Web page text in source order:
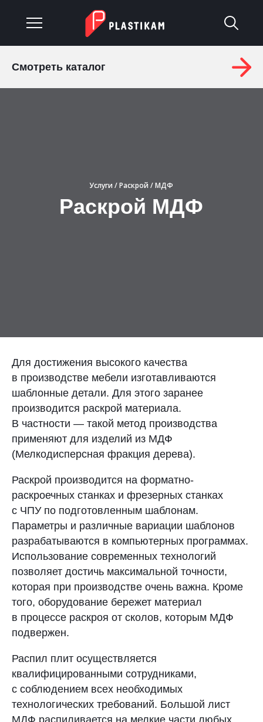
Оплата и доставка
ВОРОНЕЖ
sale@plastikam.ru
Смотреть каталог
Услуги /Раскрой / МДФ
Раскрой МДФ
Для достижения высокого качества
в производстве мебели изготавливаются
шаблонные детали. Для этого заранее
производится раскрой материала.
В частности — такой метод производства
применяют для изделий из МДФ
(Мелкодисперсная фракция дерева).
Раскрой производится на форматно-
раскроечных станках и фрезерных станках
с ЧПУ по подготовленным шаблонам.
Параметры и различные вариации шаблонов
разрабатываются в компьютерных программах.
Использование современных технологий
позволяет достичь максимальной точности,
которая при производстве очень важна. Кроме
того, оборудование бережет материал
в процессе раскроя от сколов, которым МДФ
подвержен.
Распил плит осуществляется
квалифицированными сотрудниками,
с соблюдением всех необходимых
технологических требований. Большой лист
МДФ распиливается на мелкие части любых